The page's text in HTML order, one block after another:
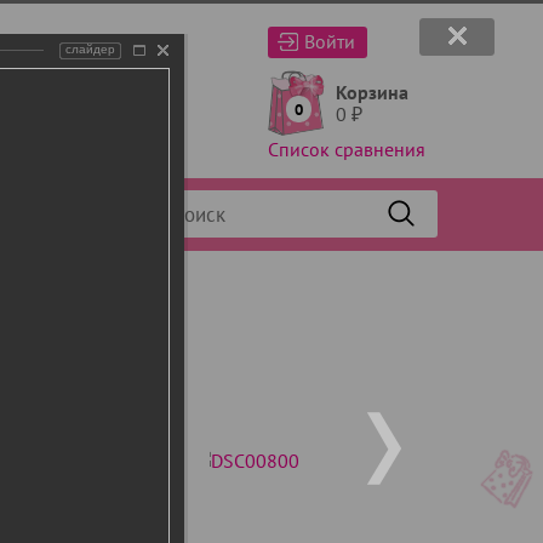
Войти
0
Корзина
0 ₽
Список сравнения
слайдер